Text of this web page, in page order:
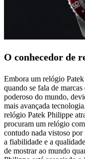
O conhecedor de
Embora um relógio
quando se fala de
poderoso do mundo,
mais avançada
relógio Patek Philippe
procuram um relógio
contudo nada vistoso
a fiabilidade e a
de mostrar ao mundo